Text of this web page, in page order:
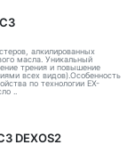
алкилированных
масла. Уникальный
трения и повышение
всех видов).Особенность
по технологии EX-
..
DEXOS2